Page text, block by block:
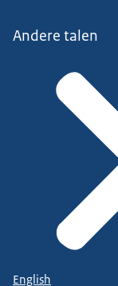
Andere talen
English